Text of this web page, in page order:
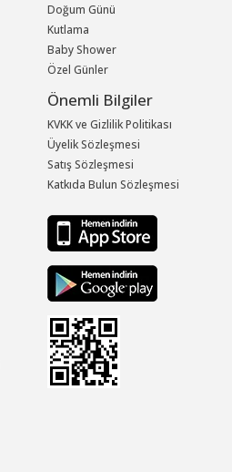
Doğum Günü
Kutlama
Baby Shower
Özel Günler
Önemli Bilgiler
KVKK ve Gizlilik Politikası
Üyelik Sözleşmesi
Satış Sözleşmesi
Katkıda Bulun Sözleşmesi